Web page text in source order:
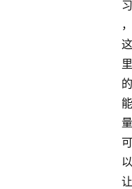
习
，
这
里
的
能
量
可
以
让